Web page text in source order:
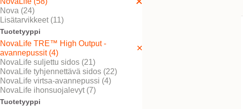
Nova (24)
Lisätarvikkeet (11)
Tuotetyyppi
NovaLife TRE™ High Output -
avannepussit (4)
NovaLife suljettu sidos (21)
NovaLife tyhjennettävä sidos (22)
NovaLife virtsa-avannepussi (4)
NovaLife ihonsuojalevyt (7)
Tuotetyyppi